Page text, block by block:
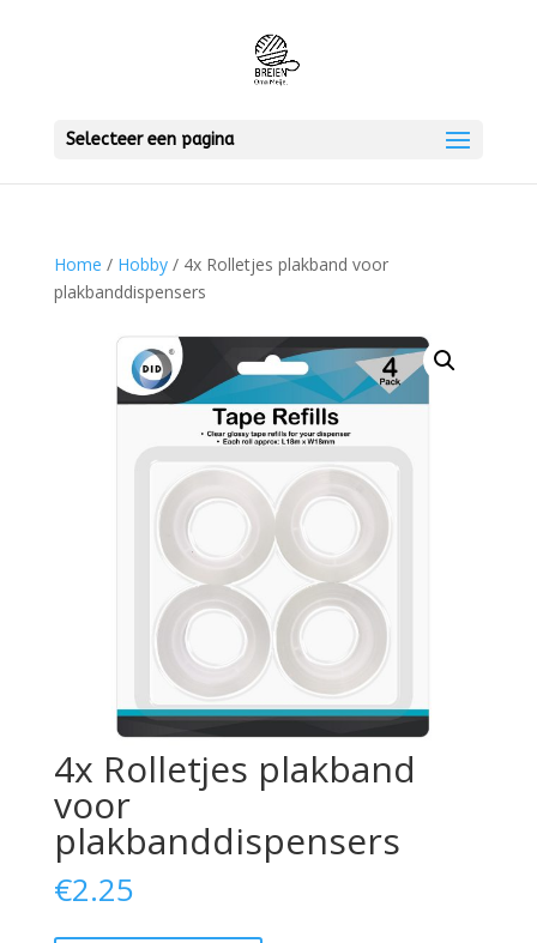
Selecteer een pagina
Home / Hobby/ 4x Rolletjes plakband voor
plakbanddispensers
4x Rolletjes plakband
voor
plakbanddispensers
€2.25